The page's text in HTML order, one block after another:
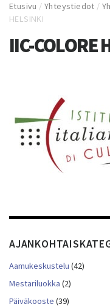
Etusivu /Yhteystiedot /
HELSINKI
IIC-COLORE
Aamukeskustelu (42)
Mestariluokka (2)
Päiväkooste (39)